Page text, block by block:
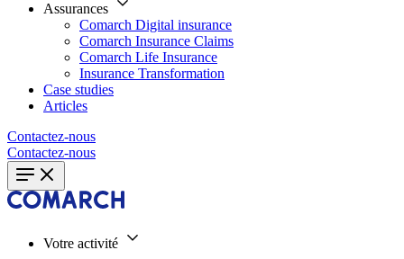
Assurances
Comarch Digital insurance
Comarch Insurance Claims
Comarch Life Insurance
Insurance Transformation
Case studies
Articles
Contactez-nous
Contactez-nous
Votre activité